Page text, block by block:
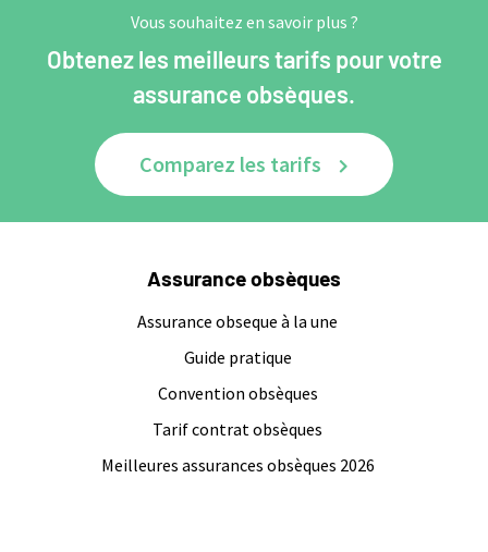
Vous souhaitez en savoir plus ?
Obtenez les meilleurs tarifs pour votre
assurance obsèques.
Comparez les tarifs
Assurance obsèques
Assurance obseque à la une
Guide pratique
Convention obsèques
Tarif contrat obsèques
Meilleures assurances obsèques 2026